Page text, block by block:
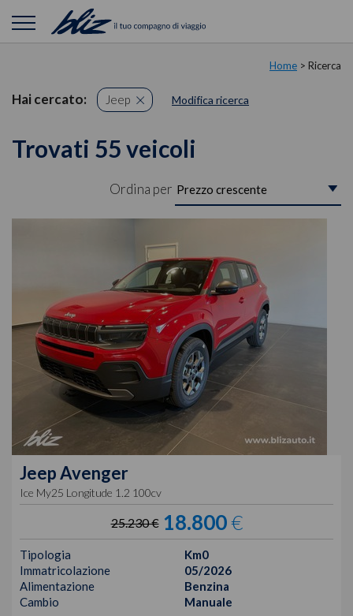
Home > Ricerca
Hai cercato: Jeep Modifica ricerca
Trovati 55 veicoli
Ordina per
JeepAvenger
Ice My25 Longitude 1.2 100cv
25.230 € 18.800€
Tipologia
Km0
Immatricolazione
05/2026
Alimentazione
Benzina
Cambio
Manuale